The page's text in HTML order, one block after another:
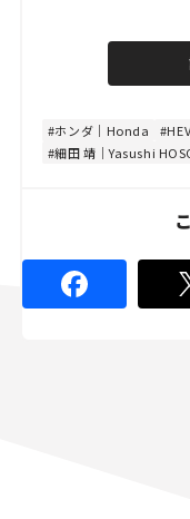
ホンダ｜Honda
細田 靖｜Yasushi